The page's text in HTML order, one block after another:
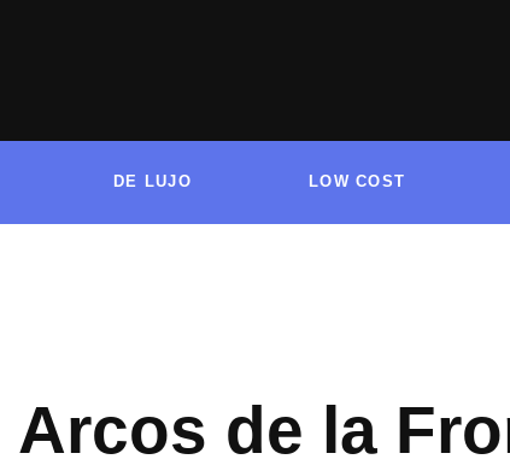
DE LUJO LOW COST
Arcos de la